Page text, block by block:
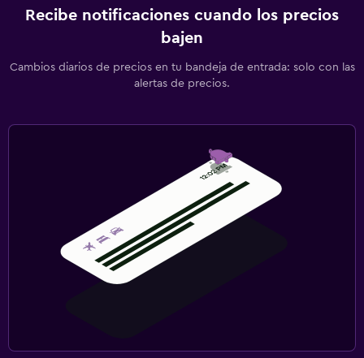
Recibe notificaciones cuando los precios
bajen
Cambios diarios de precios en tu bandeja de entrada: solo con las
alertas de precios.